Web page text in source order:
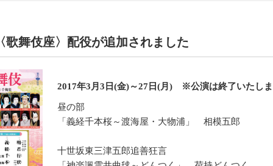
歌舞伎座〉配役が追加されました
2017年3月3日(金)～27日(月) ※公演は終了いたし
昼の部
「義経千本桜～渡海屋・大物浦」 相模五郎
十世坂東三津五郎追善狂言